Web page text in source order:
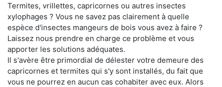
Termites, vrillettes, capricornes ou autres insectes
xylophages ? Vous ne savez pas clairement à quelle
espèce d'insectes mangeurs de bois vous avez à faire ?
Laissez nous prendre en charge ce problème et vous
apporter les solutions adéquates.
Il s'avère être primordial de délester votre demeure des
capricornes et termites qui s'y sont installés, du fait que
vous ne pourrez en aucun cas cohabiter avec eux. Alors